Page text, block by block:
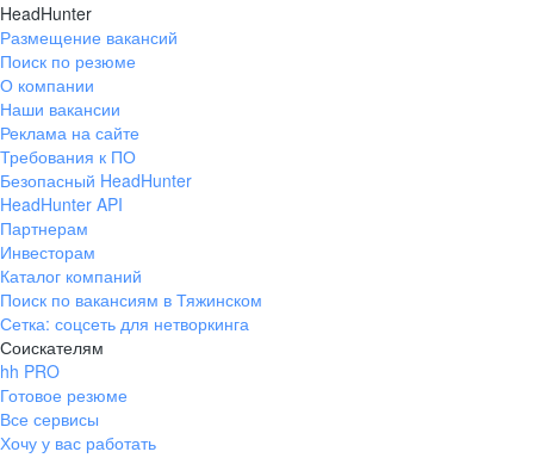
HeadHunter
Размещение вакансий
Поиск по резюме
О компании
Наши вакансии
Реклама на сайте
Требования к ПО
Безопасный HeadHunter
HeadHunter API
Партнерам
Инвесторам
Каталог компаний
Поиск по вакансиям в Тяжинском
Сетка: соцсеть для нетворкинга
Соискателям
hh PRO
Готовое резюме
Все сервисы
Хочу у вас работать